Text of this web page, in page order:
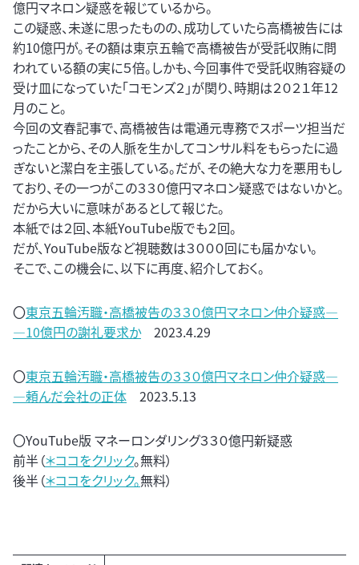
億円マネロン疑惑を報じているから。
この疑惑、未遂に思ったものの、成功していたら高橋被告には
約10億円が。その額は東京五輪で高橋被告が受託収賄に問
われている額の実に５倍。しかも、今回事件で受託収賄容疑の
受け皿になっていた「コモンズ２」が関り、時期は２０２１年12
月のこと。
今回の文春記事で、高橋被告は電通元専務でスポーツ担当だ
ったことから、その人脈を生かしてコンサル料をもらったに過
ぎないと潔白を主張している。だが、その絶大な力を悪用もし
ており、その一つがこの３３０億円マネロン疑惑ではないかと。
だから大いに意味があるとして報じた。
本紙では２回、本紙YouTube版でも２回。
だが、YouTube版など視聴数は３０００回にも届かない。
そこで、この機会に、以下に再度、紹介しておく。
〇東京五輪汚職・高橋被告の３３０億円マネロン仲介疑惑―
―10億円の謝礼要求か2023.4.29
〇東京五輪汚職・高橋被告の３３０億円マネロン仲介疑惑―
―頼んだ会社の正体 2023.5.13
〇YouTube版 マネーロンダリング３３０億円新疑惑
前半（＊ココをクリック。無料）
後半（＊ココをクリック。無料）